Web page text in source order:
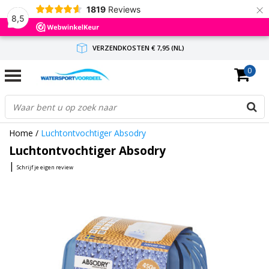
8,5
1819 Reviews ×
VERZENDKOSTEN € 7,95 (NL)
GRATIS VERZENDING(NL) VANAF € 65,-
BINNEN 1-3 WERKDAGEN ANTWOORD
0
Home / Luchtontvochtiger Absodry
Luchtontvochtiger Absodry
| Schrijf je eigen review